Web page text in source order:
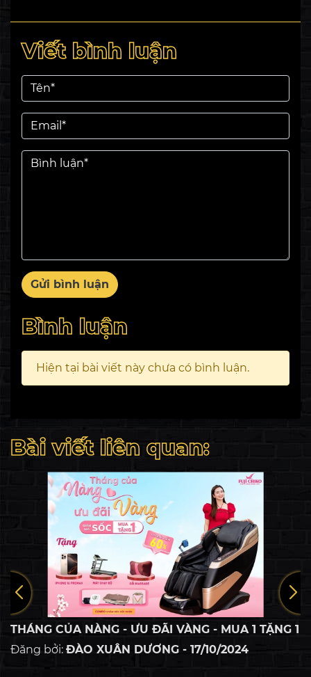
Viết bình luận
Gửi bình luận
Bình luận
Hiện tại bài viết này chưa có bình luận.
Bài viết liên quan:
THÁNG CỦA NÀNG - ƯU ĐÃI VÀNG - MUA 1 TẶNG 1
Đăng bởi: ĐÀO XUÂN DƯƠNG - 17/10/2024